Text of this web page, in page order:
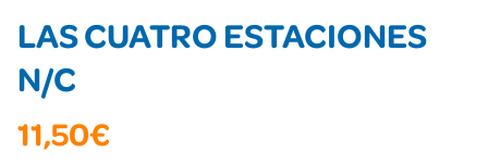
LAS CUATRO ESTACIONES
N/C
11,50€